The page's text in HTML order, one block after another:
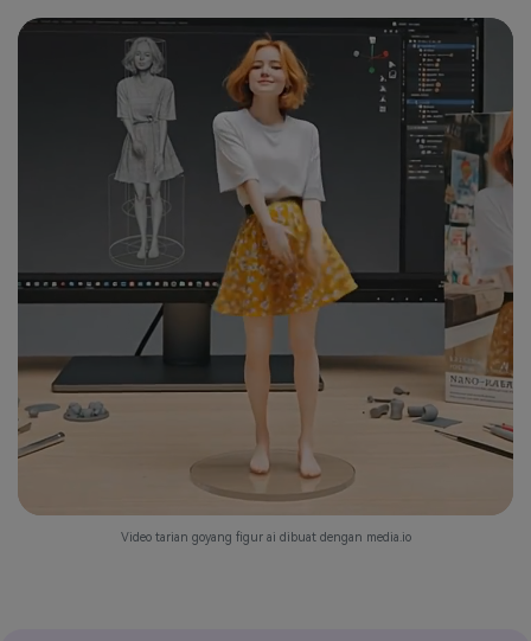
Video tarian goyang figur ai dibuat dengan media.io